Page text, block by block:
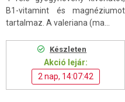
B1-vitamint és magnéziumot
tartalmaz. A valeriana (ma...
Készleten
Akció lejár:
2 nap, 14:07:42